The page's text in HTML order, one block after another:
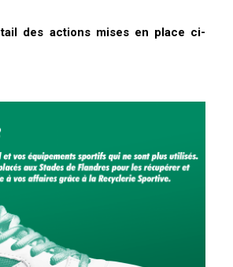
des actions mises en place ci-